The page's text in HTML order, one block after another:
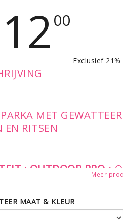
00
Exclusief
MET
EN RITSEN
: OUTDOOR PRO •
NYLON •
VOERING IN
Meer
MAAT & KLEUR